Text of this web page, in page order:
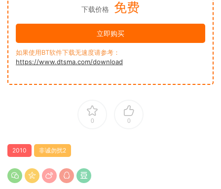
下载价格 免费
立即购买
如果使用BT软件下载无速度请参考：
https://www.dtsma.com/download
0 0
2010 非诚勿扰2